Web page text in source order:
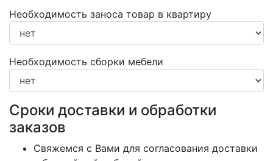
Необходимость заноса товар в квартиру
Необходимость сборки мебели
Сроки доставки и обработки
заказов
Свяжемся с Вами для согласования доставки